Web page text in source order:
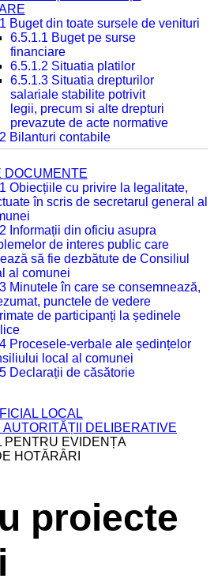
Buget din toate sursele de venituri
6.5.1.1 Buget pe surse
financiare
6.5.1.2 Situatia platilor
6.5.1.3 Situatia drepturilor
salariale stabilite potrivit
legii, precum si alte drepturi
prevazute de acte normative
Bilanturi contabile
DOCUMENTE
Obiecțiile cu privire la legalitate,
în scris de secretarul general al
Informații din oficiu asupra
de interes public care
să fie dezbătute de Consiliul
al comunei
Minutele în care se consemnează,
punctele de vedere
de participanți la ședinele
Procesele-verbale ale ședințelor
local al comunei
Declarații de căsătorie
LOCAL
DELIBERATIVE
PENTRU EVIDENȚA
HOTĂRÂRI
proiecte